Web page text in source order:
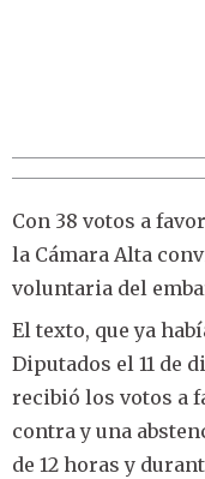
Con 38 votos a
la Cámara Alta
voluntaria del
El texto, que ya
Diputados el 11 de
recibió los votos a
contra y una
de 12 horas y